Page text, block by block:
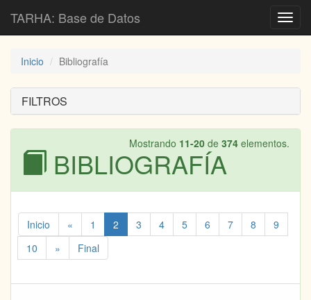
TARHA: Base de Datos
Inicio Bibliografía
FILTROS
Mostrando 11-20 de 374 elementos.
BIBLIOGRAFÍA
Inicio « 1 2 3 4 5 6 7 8
9
10
» Final